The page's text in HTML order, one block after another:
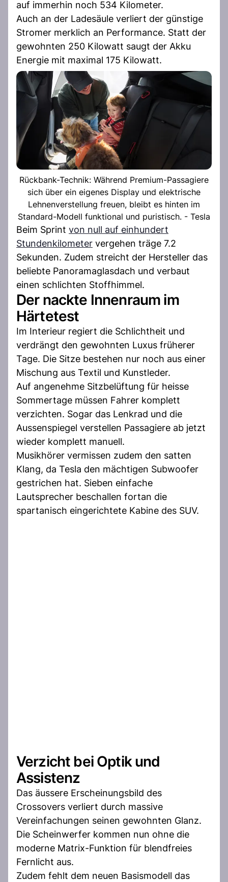
auf immerhin noch 534 Kilometer.
Auch an der Ladesäule verliert der günstige
Stromer merklich an Performance. Statt der
gewohnten 250 Kilowatt saugt der Akku
Energie mit maximal 175 Kilowatt.
Rückbank-Technik: Während Premium-Passagiere
sich über ein eigenes Display und elektrische
Lehnenverstellung freuen, bleibt es hinten im
Standard-Modell funktional und puristisch. - Tesla
Beim Sprint von null auf einhundert
Stundenkilometer vergehen träge 7.2
Sekunden. Zudem streicht der Hersteller das
beliebte Panoramaglasdach und verbaut
einen schlichten Stoffhimmel.
Der nackte Innenraum im
Härtetest
Im Interieur regiert die Schlichtheit und
verdrängt den gewohnten Luxus früherer
Tage. Die Sitze bestehen nur noch aus einer
Mischung aus Textil und Kunstleder.
Auf angenehme Sitzbelüftung für heisse
Sommertage müssen Fahrer komplett
verzichten. Sogar das Lenkrad und die
Aussenspiegel verstellen Passagiere ab jetzt
wieder komplett manuell.
Musikhörer vermissen zudem den satten
Klang, da Tesla den mächtigen Subwoofer
gestrichen hat. Sieben einfache
Lautsprecher beschallen fortan die
spartanisch eingerichtete Kabine des SUV.
Verzicht bei Optik und
Assistenz
Das äussere Erscheinungsbild des
Crossovers verliert durch massive
Vereinfachungen seinen gewohnten Glanz.
Die Scheinwerfer kommen nun ohne die
moderne Matrix-Funktion für blendfreies
Fernlicht aus.
Zudem fehlt dem neuen Basismodell das